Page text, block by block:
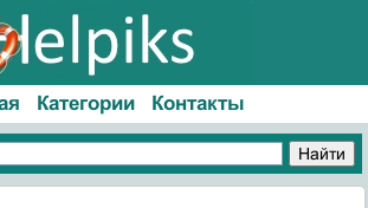
Категории Контакты